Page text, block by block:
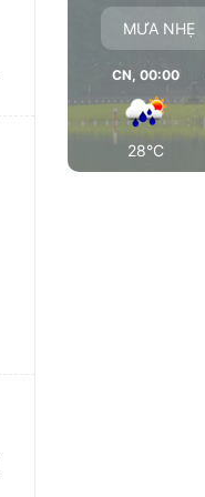
MƯA NHẸ
CN, 00:00
28°C